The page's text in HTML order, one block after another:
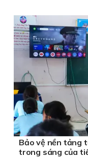
Bảo vệ nền tảng
trong sáng của